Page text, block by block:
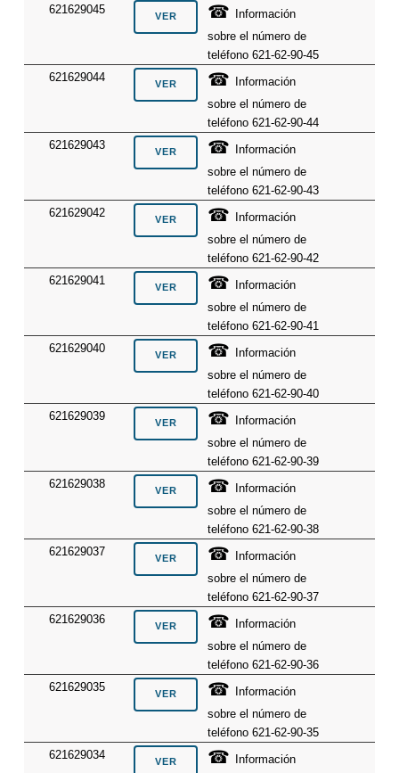
621629045 ☎
Información
sobre el número de
teléfono 621-62-90-45
621629044
☎
Información
sobre el número de
teléfono 621-62-90-44
621629043
☎
Información
sobre el número de
teléfono 621-62-90-43
621629042
☎
Información
sobre el número de
teléfono 621-62-90-42
621629041
☎
Información
sobre el número de
teléfono 621-62-90-41
621629040
☎
Información
sobre el número de
teléfono 621-62-90-40
621629039
☎
Información
sobre el número de
teléfono 621-62-90-39
621629038
☎
Información
sobre el número de
teléfono 621-62-90-38
621629037
☎
Información
sobre el número de
teléfono 621-62-90-37
621629036
☎
Información
sobre el número de
teléfono 621-62-90-36
621629035
☎
Información
sobre el número de
teléfono 621-62-90-35
621629034
☎
Información